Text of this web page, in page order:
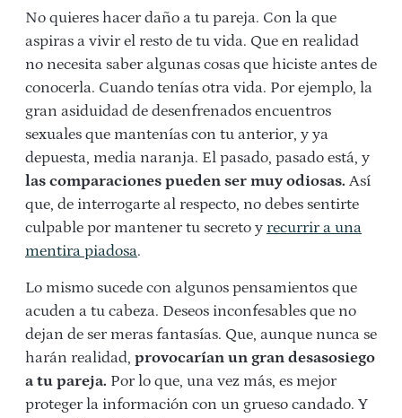
No quieres hacer daño a tu pareja. Con la que
aspiras a vivir el resto de tu vida. Que en realidad
no necesita saber algunas cosas que hiciste antes de
conocerla. Cuando tenías otra vida. Por ejemplo, la
gran asiduidad de desenfrenados encuentros
sexuales que mantenías con tu anterior, y ya
depuesta, media naranja. El pasado, pasado está, y
las comparaciones pueden ser muy odiosas. Así
que, de interrogarte al respecto, no debes sentirte
culpable por mantener tu secreto y recurrir a una
mentira piadosa.
Lo mismo sucede con algunos pensamientos que
acuden a tu cabeza. Deseos inconfesables que no
dejan de ser meras fantasías. Que, aunque nunca se
harán realidad, provocarían un gran desasosiego
a tu pareja. Por lo que, una vez más, es mejor
proteger la información con un grueso candado. Y